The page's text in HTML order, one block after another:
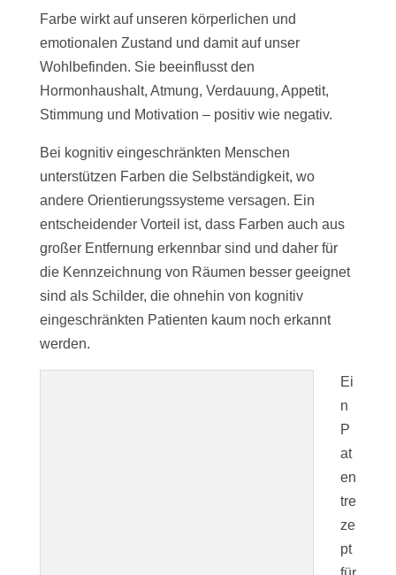
Farbe wirkt auf unseren körperlichen und
emotionalen Zustand und damit auf unser
Wohlbefinden. Sie beeinflusst den
Hormonhaushalt, Atmung, Verdauung, Appetit,
Stimmung und Motivation – positiv wie negativ.
Bei kognitiv eingeschränkten Menschen
unterstützen Farben die Selbständigkeit, wo
andere Orientierungssysteme versagen. Ein
entscheidender Vorteil ist, dass Farben auch aus
großer Entfernung erkennbar sind und daher für
die Kennzeichnung von Räumen besser geeignet
sind als Schilder, die ohnehin von kognitiv
eingeschränkten Patienten kaum noch erkannt
werden.
Ei
n
P
at
en
tre
ze
pt